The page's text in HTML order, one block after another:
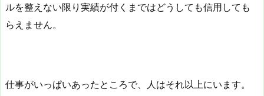
ルを整えない限り実績が付くまではどうしても信用しても
らえません。
仕事がいっぱいあったところで、人はそれ以上にいます。